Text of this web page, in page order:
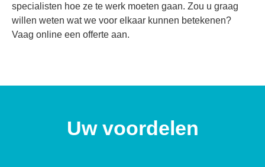
specialisten hoe ze te werk moeten gaan. Zou u graag
willen weten wat we voor elkaar kunnen betekenen?
Vaag online een offerte aan.
Uw voordelen